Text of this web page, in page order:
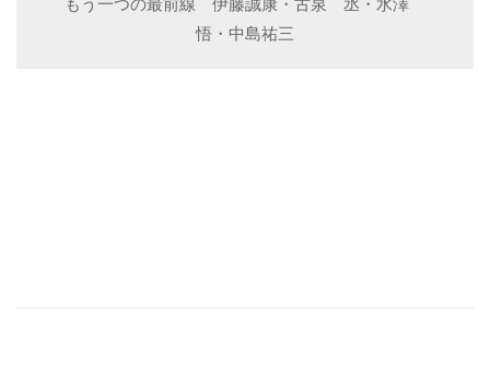
もう一つの最前線 伊藤誠康・古泉 丞・水澤
悟・中島祐三